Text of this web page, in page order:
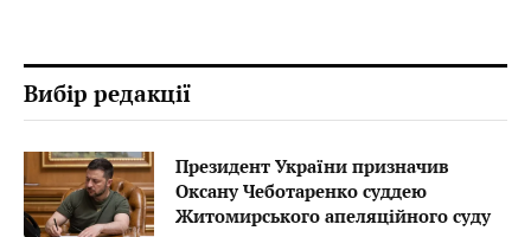
Вибір редакції
Президент України призначив
Оксану Чеботаренко суддею
Житомирського апеляційного суду